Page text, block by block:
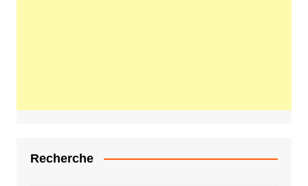
Recherche